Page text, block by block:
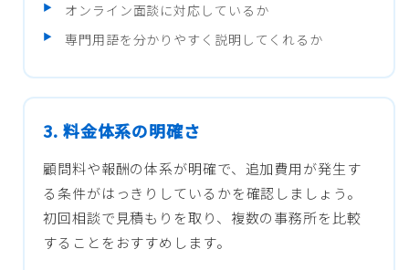
オンライン面談に対応しているか
専門用語を分かりやすく説明してくれるか
3. 料金体系の明確さ
顧問料や報酬の体系が明確で、追加費用が発生す
る条件がはっきりしているかを確認しましょう。
初回相談で見積もりを取り、複数の事務所を比較
することをおすすめします。